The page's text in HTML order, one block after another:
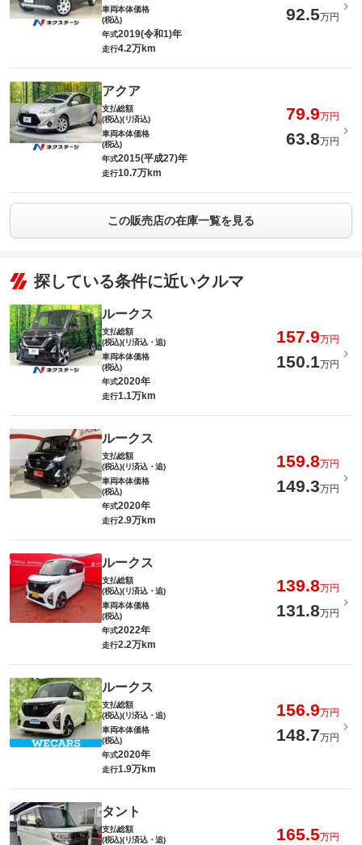
車両本体価格
(税込)
92.5万円
年式2019(令和1)年
走行4.2万km
アクア
支払総額
(税込)(リ済込)
79.9万円
車両本体価格
(税込)
63.8万円
年式2015(平成27)年
走行10.7万km
この販売店の在庫一覧を見る
探している条件に近いクルマ
ルークス
支払総額
(税込)(リ済込・追)
157.9万円
車両本体価格
(税込)
150.1万円
年式2020年
走行1.1万km
ルークス
支払総額
(税込)(リ済込・追)
159.8万円
車両本体価格
(税込)
149.3万円
年式2020年
走行2.9万km
ルークス
支払総額
(税込)(リ済込・追)
139.8万円
車両本体価格
(税込)
131.8万円
年式2022年
走行2.2万km
ルークス
支払総額
(税込)(リ済込・追)
156.9万円
車両本体価格
(税込)
148.7万円
年式2020年
走行1.9万km
タント
支払総額
(税込)(リ済込・追)
165.5万円